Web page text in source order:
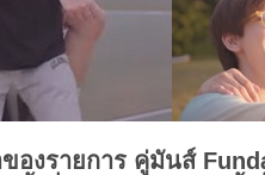
องรายการ คู่มันส์